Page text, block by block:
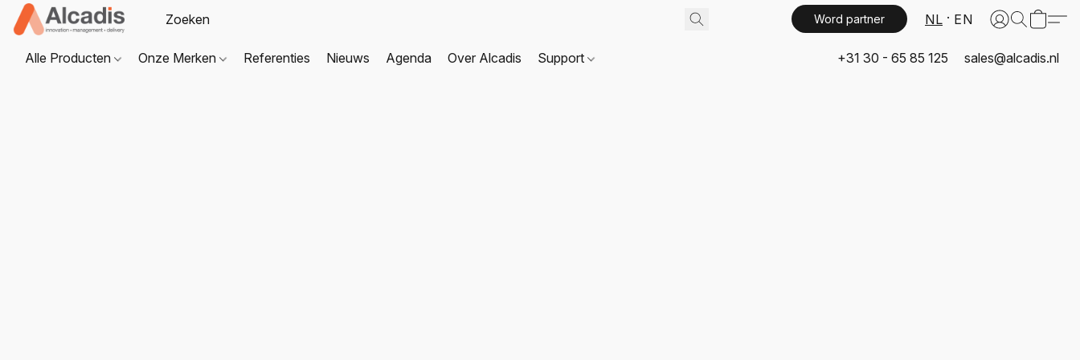
Word partner NL EN
Alle Producten Onze Merken Referenties Nieuws Agenda Over Alcadis Support +31 30 - 65 85 125 sales@alcadis.nl